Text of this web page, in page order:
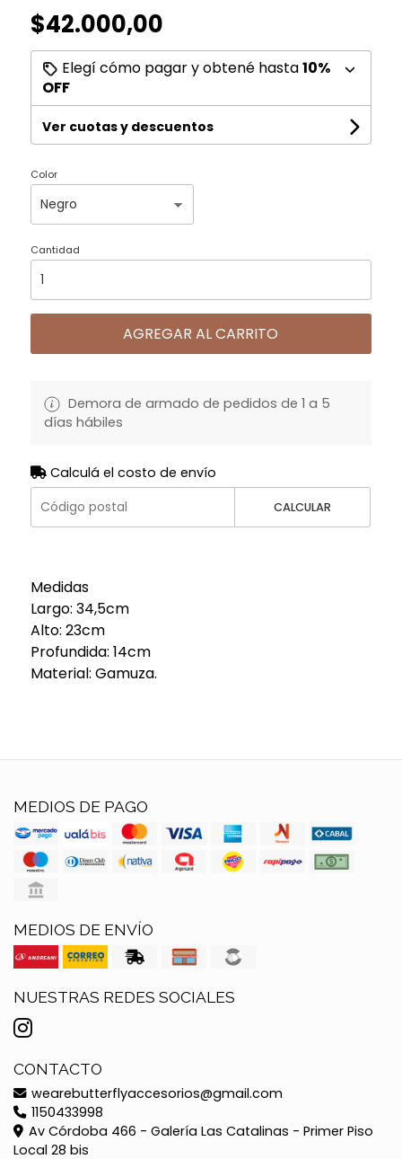
$42.000,00
Elegí cómo pagar y obtené hasta10%
OFF
Ver cuotas y descuentos
Color
Cantidad
AGREGAR AL CARRITO
Demora de armado de pedidos de 1 a 5
días hábiles
Calculá el costo de envío
CALCULAR
Medidas
Largo: 34,5cm
Alto: 23cm
Profundida: 14cm
Material: Gamuza.
MEDIOS DE PAGO
MEDIOS DE ENVÍO
NUESTRAS REDES SOCIALES
CONTACTO
wearebutterflyaccesorios@gmail.com
1150433998
Av Córdoba 466 - Galería Las Catalinas - Primer Piso
Local 28 bis